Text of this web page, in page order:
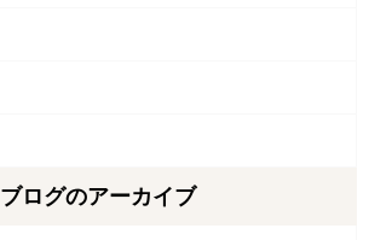
ブログのアーカイブ